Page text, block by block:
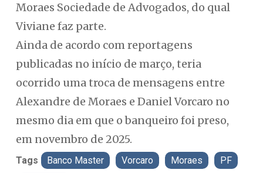
Moraes Sociedade de Advogados, do qual
Viviane faz parte.
Ainda de acordo com reportagens
publicadas no início de março, teria
ocorrido uma troca de mensagens entre
Alexandre de Moraes e Daniel Vorcaro no
mesmo dia em que o banqueiro foi preso,
em novembro de 2025.
Tags Banco Master Vorcaro Moraes PF